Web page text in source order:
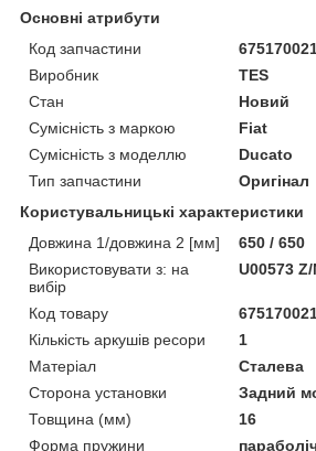
Основні атрибути
Код запчастини
Виробник
TES
Стан
Новий
Сумісність з маркою
Fiat
Сумісність з моделлю
Ducato
Тип запчастини
Оригінал
Користувальницькі характеристики
Довжина 1/довжина 2 [мм]
650 / 650
Використовувати з: на
вибір
U00573 Z/
Код товару
Кількість аркушів ресори
1
Матеріал
Сталева
Сторона установки
Задний
Товщина (мм)
16
Форма пружини